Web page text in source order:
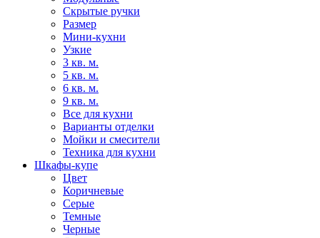
Скрытые ручки
Размер
Мини-кухни
Узкие
3 кв. м.
5 кв. м.
6 кв. м.
9 кв. м.
Все для кухни
Варианты отделки
Мойки и смесители
Техника для кухни
Шкафы-купе
Цвет
Коричневые
Серые
Темные
Черные